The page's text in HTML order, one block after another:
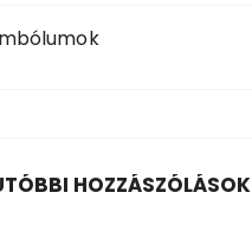
HOZZÁSZÓLÁSOK